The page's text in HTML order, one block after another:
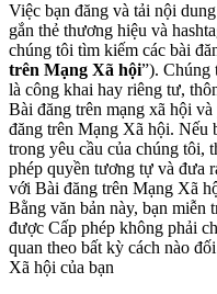
Việc bạn đăng và tải nội
gắn thẻ thương hiệu và
chúng tôi tìm kiếm các bài
trên Mạng Xã hội”). Chúng
là công khai hay riêng tư,
Bài đăng trên mạng xã hội
đăng trên Mạng Xã hội. Nếu
trong yêu cầu của chúng tôi,
phép quyền tương tự và đưa
với Bài đăng trên Mạng Xã
Bằng văn bản này, bạn miễn
được Cấp phép không phải
quan theo bất kỳ cách nào
Xã hội của bạn